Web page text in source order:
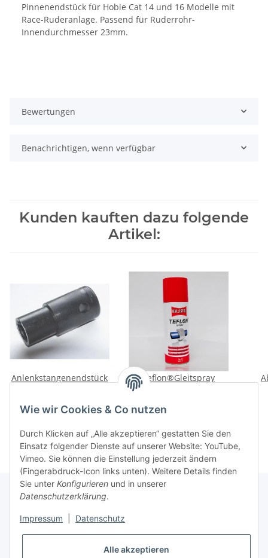
Pinnenendstück für Hobie Cat 14 und 16 Modelle mit
Race-Ruderanlage. Passend für Ruderrohr-
Innendurchmesser 23mm.
Bewertungen
Benachrichtigen, wenn verfügbar
Kunden kauften dazu folgende
Artikel:
Anlenkstangenendstück
22,50 €
Teflon®Gleitspray
Informationen
Gesetzliche Informationen
Wie wir Cookies & Co nutzen
Durch Klicken auf „Alle akzeptieren“ gestatten Sie den
Einsatz folgender Dienste auf unserer Website: YouTube,
Vimeo. Sie können die Einstellung jederzeit ändern
(Fingerabdruck-Icon links unten). Weitere Details finden
Sie unter Konfigurieren und in unserer
Datenschutzerklärung.
Impressum Datenschutz
Alle akzeptieren